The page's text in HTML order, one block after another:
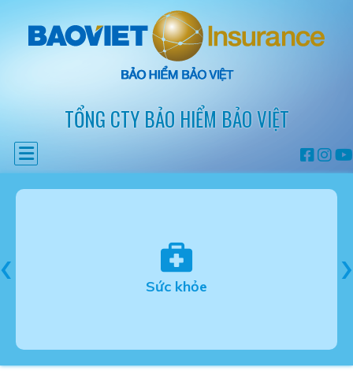
TỔNG CTY BẢO HIỂM BẢO VIỆT
Sức khỏe
‹ ›